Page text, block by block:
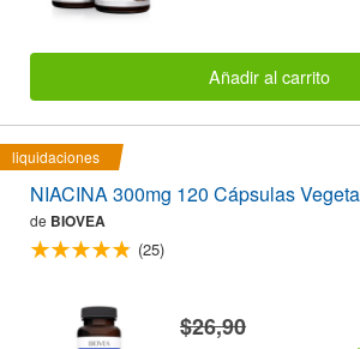
Añadir al carrito
liquidaciones
NIACINA 300mg 120 Cápsulas
de BIOVEA
(25)
$26,90